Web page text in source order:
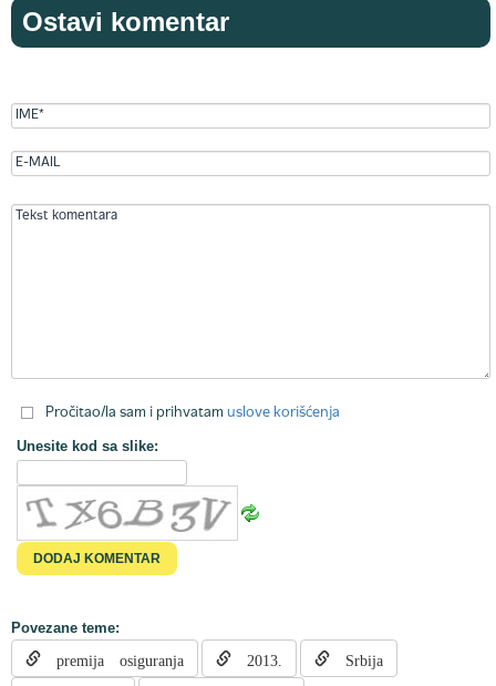
Ostavi komentar
Pročitao/la sam i prihvatam uslove korišćenja
Unesite kod sa slike:
Povezane teme:
premija osiguranja 2013. Srbija